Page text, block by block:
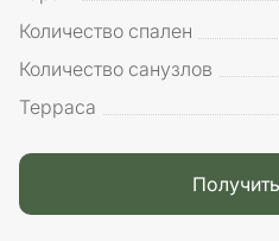
Количество спален
Количество санузлов
Терраса